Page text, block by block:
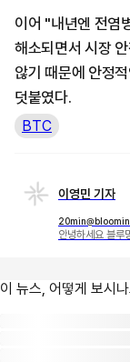
이어 "내년엔 전염
해소되면서 시장
않기 때문에 안정
덧붙였다.
BTC
이영민 기자
안녕하세요 블루
이 뉴스, 어떻게 보시